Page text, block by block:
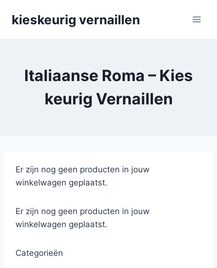
kieskeurig vernaillen
Italiaanse Roma – Kies
keurig Vernaillen
Er zijn nog geen producten in jouw
winkelwagen geplaatst.
Er zijn nog geen producten in jouw
winkelwagen geplaatst.
Categorieën